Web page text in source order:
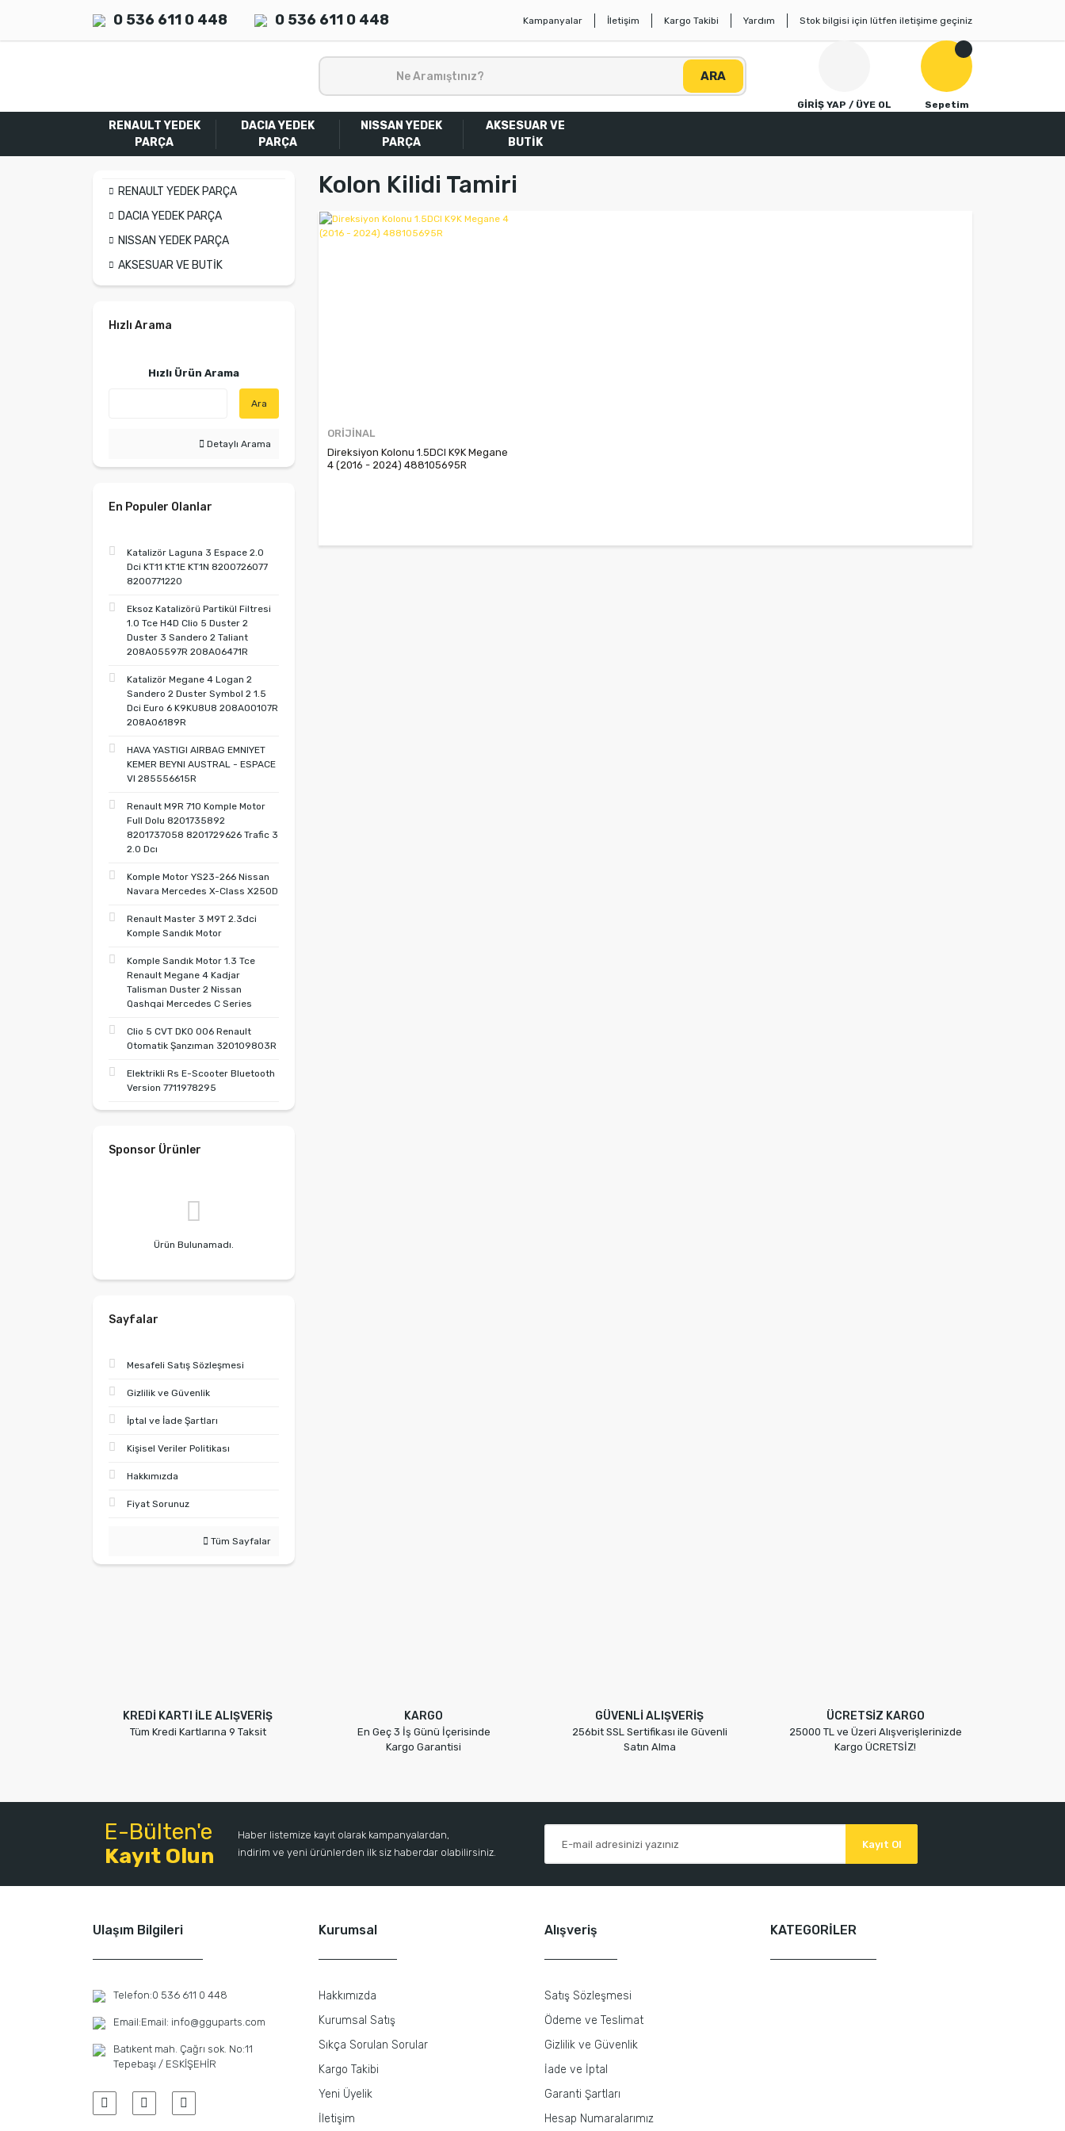
0 536 611 0 448 0 536 611 0 448 Kampanyalar İletişim Kargo Takibi Yardım Stok bilgisi için lütfen iletişime geçiniz
ARA
GİRİŞ YAP / ÜYE OL Sepetim
RENAULT YEDEK
PARÇA
DACIA YEDEK
PARÇA
NISSAN YEDEK
PARÇA
AKSESUAR VE
BUTİK
RENAULT YEDEK PARÇA
DACIA YEDEK PARÇA
NISSAN YEDEK PARÇA
AKSESUAR VE BUTİK
Hızlı Arama
Hızlı Ürün Arama
Ara
Detaylı Arama
En Populer Olanlar
Katalizör Laguna 3 Espace 2.0
Dci KT11 KT1E KT1N 8200726077
8200771220
Eksoz Katalizörü Partikül Filtresi
1.0 Tce H4D Clio 5 Duster 2
Duster 3 Sandero 2 Taliant
208A05597R 208A06471R
Katalizör Megane 4 Logan 2
Sandero 2 Duster Symbol 2 1.5
Dci Euro 6 K9KU8U8 208A00107R
208A06189R
HAVA YASTIGI AIRBAG EMNIYET
KEMER BEYNI AUSTRAL - ESPACE
VI 285556615R
Renault M9R 710 Komple Motor
Full Dolu 8201735892
8201737058 8201729626 Trafic 3
2.0 Dcı
Komple Motor YS23-266 Nissan
Navara Mercedes X-Class X250D
Renault Master 3 M9T 2.3dci
Komple Sandık Motor
Komple Sandık Motor 1.3 Tce
Renault Megane 4 Kadjar
Talisman Duster 2 Nissan
Qashqai Mercedes C Series
Clio 5 CVT DK0 006 Renault
Otomatik Şanzıman 320109803R
Elektrikli Rs E-Scooter Bluetooth
Version 7711978295
Sponsor Ürünler
Ürün Bulunamadı.
Sayfalar
Mesafeli Satış Sözleşmesi
Gizlilik ve Güvenlik
İptal ve İade Şartları
Kişisel Veriler Politikası
Hakkımızda
Fiyat Sorunuz
Tüm Sayfalar
Kolon Kilidi Tamiri
ORİJİNAL
Direksiyon Kolonu 1.5DCI K9K Megane
4 (2016 - 2024) 488105695R
KREDİ KARTI İLE ALIŞVERİŞ
Tüm Kredi Kartlarına 9 Taksit
KARGO
En Geç 3 İş Günü İçerisinde
Kargo Garantisi
GÜVENLİ ALIŞVERİŞ
256bit SSL Sertifikası ile Güvenli
Satın Alma
ÜCRETSİZ KARGO
25000 TL ve Üzeri Alışverişlerinizde
Kargo ÜCRETSİZ!
E-Bülten'e
Kayıt Olun
Haber listemize kayıt olarak kampanyalardan,
indirim ve yeni ürünlerden ilk siz haberdar olabilirsiniz.
Kayıt Ol
Ulaşım Bilgileri
Telefon:0 536 611 0 448
Email:Email: info@gguparts.com
Batıkent mah. Çağrı sok. No:11
Tepebaşı / ESKİŞEHİR
Kurumsal
Hakkımızda
Kurumsal Satış
Sıkça Sorulan Sorular
Kargo Takibi
Yeni Üyelik
İletişim
Alışveriş
Satış Sözleşmesi
Ödeme ve Teslimat
Gizlilik ve Güvenlik
İade ve İptal
Garanti Şartları
Hesap Numaralarımız
KATEGORİLER